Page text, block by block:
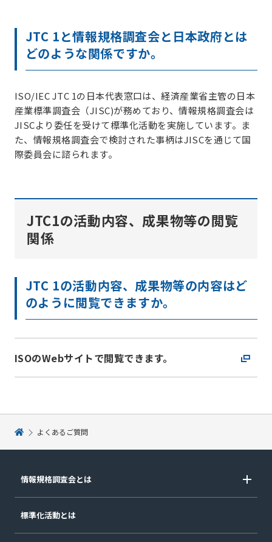
JTC 1と情報規格調査会と日本政府とは
どのような関係ですか。
ISO/IEC JTC 1の日本代表窓口は、経済産業省主管の日本
産業標準調査会（JISC)が務めており、情報規格調査会は
JISCより委任を受けて標準化活動を実施しています。ま
た、情報規格調査会で検討された事柄はJISCを通じて国
際委員会に諮られます。
JTC1の活動内容、成果物等の閲覧
関係
JTC 1の活動内容、成果物等の内容はど
のように閲覧できますか。
ISOのWebサイトで閲覧できます。
よくあるご質問
情報規格調査会とは
標準化活動とは